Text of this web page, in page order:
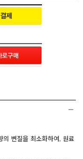
변질을 최소화하여, 원료